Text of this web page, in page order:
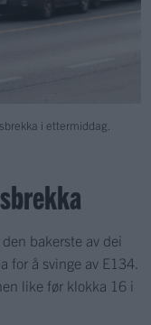
i ettermiddag.
bakerste av dei
for å svinge av E134.
like før klokka 16 i